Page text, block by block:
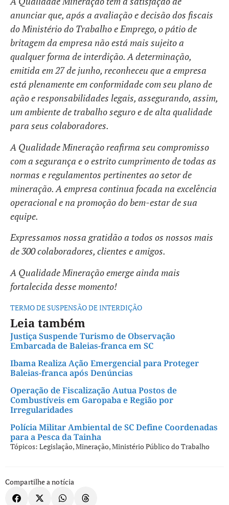
anunciar que, após a avaliação e decisão dos fiscais
do Ministério do Trabalho e Emprego, o pátio de
britagem da empresa não está mais sujeito a
qualquer forma de interdição. A determinação,
emitida em 27 de junho, reconheceu que a empresa
está plenamente em conformidade com seu plano de
ação e responsabilidades legais, assegurando, assim,
um ambiente de trabalho seguro e de alta qualidade
para seus colaboradores.
A Qualidade Mineração reafirma seu compromisso
com a segurança e o estrito cumprimento de todas as
normas e regulamentos pertinentes ao setor de
mineração. A empresa continua focada na excelência
operacional e na promoção do bem-estar de sua
equipe.
Expressamos nossa gratidão a todos os nossos mais
de 300 colaboradores, clientes e amigos.
A Qualidade Mineração emerge ainda mais
fortalecida desse momento!
TERMO DE SUSPENSÃO DE INTERDIÇÃO
Leia também
Justiça Suspende Turismo de Observação
Embarcada de Baleias-franca em SC
Ibama Realiza Ação Emergencial para Proteger
Baleias-franca após Denúncias
Operação de Fiscalização Autua Postos de
Combustíveis em Garopaba e Região por
Irregularidades
Polícia Militar Ambiental de SC Define Coordenadas
para a Pesca da Tainha
Tópicos: Legislação,Mineração,Ministério Público do Trabalho
Compartilhe a notícia